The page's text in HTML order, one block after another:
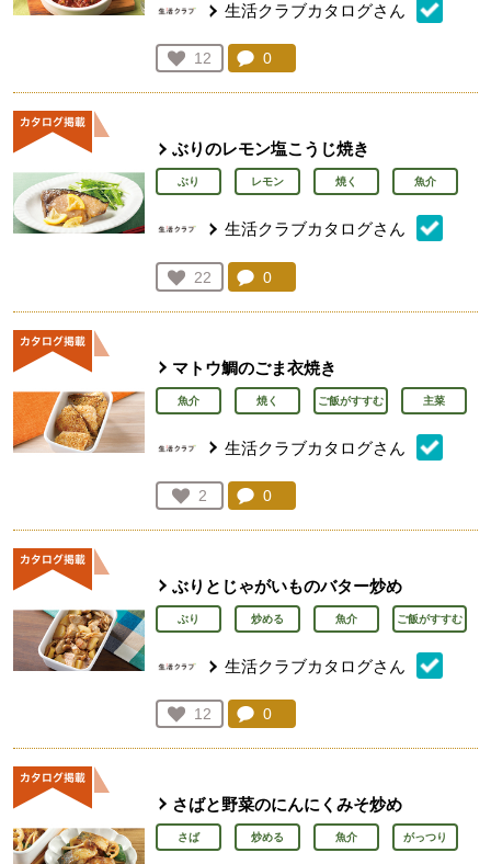
生活クラブカタログさん
お気に入り登録：
12
人が登録
コメント：
0
ぶりのレモン塩こうじ焼き
ぶり レモン 焼く 魚介
生活クラブカタログさん
お気に入り登録：
22
人が登録
コメント：
0
マトウ鯛のごま衣焼き
魚介 焼く ご飯がすすむ 主菜
生活クラブカタログさん
お気に入り登録：
2
人が登録
コメント：
0
ぶりとじゃがいものバター炒め
ぶり 炒める 魚介 ご飯がすすむ
生活クラブカタログさん
お気に入り登録：
12
人が登録
コメント：
0
さばと野菜のにんにくみそ炒め
さば 炒める 魚介 がっつり